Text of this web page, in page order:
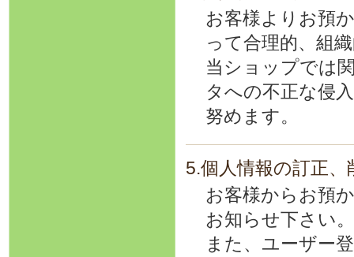
お客様よりお預
って合理的、組
当ショップでは
タへの不正な侵
努めます。
5.個人情報の訂正、
お客様からお預
お知らせ下さい。
また、ユーザー